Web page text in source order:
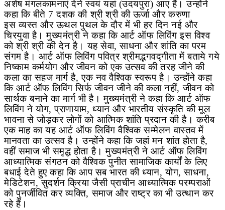
अशेष मंगलकामनाएं देने स्वयं यहां (उदयपुरा) आए हैं। उन्होंने
कहा कि बीते 7 दशक की श्री श्री की ऊर्जा और करुणा
इस व्यस्त और ऊथल पुथल के दौर में भी हर दिन नई और
चिरयुवा है। मुख्यमंत्री ने कहा कि आर्ट ऑफ लिविंग इस विश्व
को श्री श्री की देन है। यह सेवा,साधना और शांति का परम
संगम है। आर्ट ऑफ लिविंग पवित्र श्रीमद्भगवद्गीता में बताये गये
निष्काम कर्मयोग और जीवन को एक उत्सव की तरह जीने की
कला का सहज मार्ग है,एक नव वैश्विक स्वरूप है। उन्होंने कहा
कि आर्ट ऑफ लिविंग सिर्फ जीवन जीने की कला नहीं,जीवन को
सार्थक बनाने का मार्ग भी है। मुख्यमंत्री ने कहा कि आर्ट ऑफ
लिविंग ने योग,प्राणायाम,ध्यान और भारतीय संस्कृति की मूल
भावना से जोड़कर लोगों को आत्मिक शांति प्रदान की है। करीब
एक माह का यह आर्ट ऑफ लिविंग वैश्विक सम्मेलन वास्तव में
मानवता का उत्सव है। उन्होंने कहा कि जहां मन शांत होता है,
वहीं समाज भी समृद्ध होता है। मुख्यमंत्री ने आर्ट ऑफ लिविंग
आध्यात्मिक संगठन को वैश्विक पुनीत सामाजिक कार्यों के लिए
बधाई देते हुए कहा कि आप सब भारत की ध्यान,योग,साधना,
मेडिटेशन,सुदर्शन क्रिया जैसी प्राचीन आध्यात्मिक परम्पराओं
को पुनर्जीवित कर व्यक्ति,समाज और राष्ट्र का भी उत्थान कर
रहे हैं।